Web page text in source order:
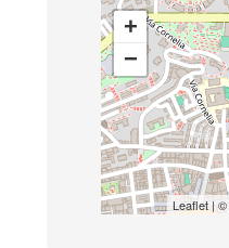
+
−
Leaflet| ©